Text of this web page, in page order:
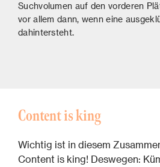
Suchvolumen auf den vorderen
vor allem dann, wenn eine
dahintersteht.
Content is king
Wichtig ist in diesem
Content is king! Deswegen: